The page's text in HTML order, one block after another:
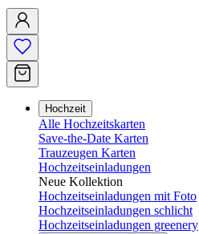
Hochzeit
Alle Hochzeitskarten
Save-the-Date Karten
Trauzeugen Karten
Hochzeitseinladungen
Neue Kollektion
Hochzeitseinladungen mit Foto
Hochzeitseinladungen schlicht
Hochzeitseinladungen greenery